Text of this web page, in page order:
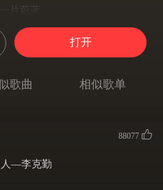
片蔚蓝
上了浪漫
蜜意似海 无限
意无意遇上
的落霞
情欲盖弥彰
打开
歌曲 相似歌单
88077
人—李克勤